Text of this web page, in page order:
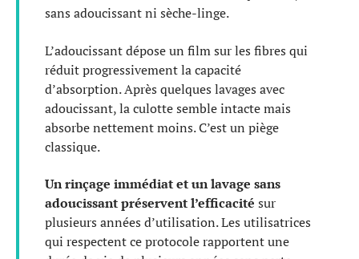
sans adoucissant ni sèche-linge.
L’adoucissant dépose un film sur les fibres qui
réduit progressivement la capacité
d’absorption. Après quelques lavages avec
adoucissant, la culotte semble intacte mais
absorbe nettement moins. C’est un piège
classique.
Un rinçage immédiat et un lavage sans
adoucissant préservent l’efficacité sur
plusieurs années d’utilisation. Les utilisatrices
qui respectent ce protocole rapportent une